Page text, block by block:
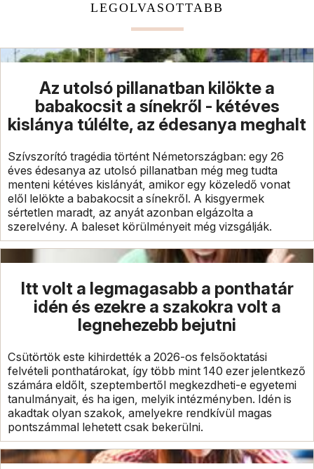
LEGOLVASOTTABB
Az utolsó pillanatban kilökte a
babakocsit a sínekről - kétéves
kislánya túlélte, az édesanya meghalt
Szívszorító tragédia történt Németországban: egy 26
éves édesanya az utolsó pillanatban még meg tudta
menteni kétéves kislányát, amikor egy közeledő vonat
elől lelökte a babakocsit a sínekről. A kisgyermek
sértetlen maradt, az anyát azonban elgázolta a
szerelvény. A baleset körülményeit még vizsgálják.
Itt volt a legmagasabb a ponthatár
idén és ezekre a szakokra volt a
legnehezebb bejutni
Csütörtök este kihirdették a 2026-os felsőoktatási
felvételi ponthatárokat, így több mint 140 ezer jelentkező
számára eldőlt, szeptembertől megkezdheti-e egyetemi
tanulmányait, és ha igen, melyik intézményben. Idén is
akadtak olyan szakok, amelyekre rendkívül magas
pontszámmal lehetett csak bekerülni.